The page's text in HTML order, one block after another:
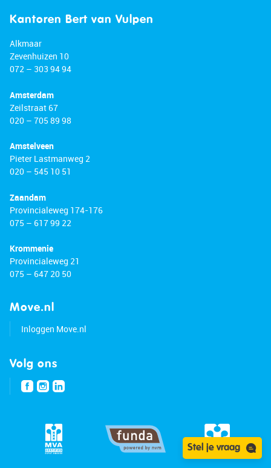
Kantoren Bert van Vulpen
Alkmaar
Zevenhuizen 10
072 – 303 94 94
Amsterdam
Zeilstraat 67
020 – 705 89 98
Amstelveen
Pieter Lastmanweg 2
020 – 545 10 51
Zaandam
Provincialeweg 174-176
075 – 617 99 22
Krommenie
Provincialeweg 21
075 – 647 20 50
Move.nl
Inloggen Move.nl
Volg ons
Stel je vraag